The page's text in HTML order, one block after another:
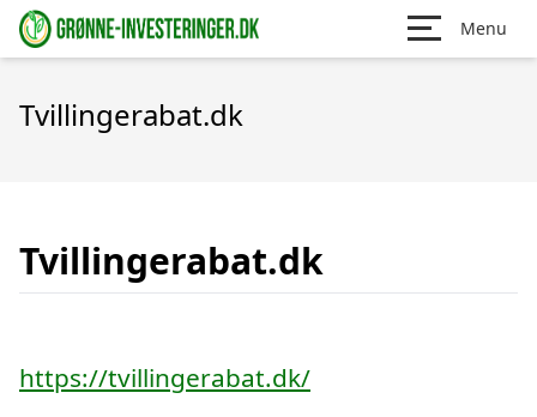
Menu
Tvillingerabat.dk
Tvillingerabat.dk
https://tvillingerabat.dk/